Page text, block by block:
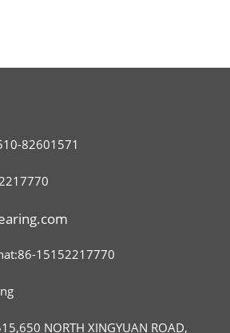
82601571
15152217770
NORTH XINGYUAN ROAD,